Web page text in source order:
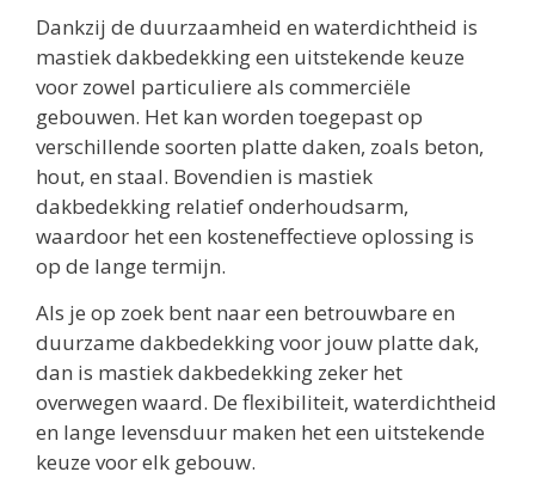
Dankzij de duurzaamheid en waterdichtheid is
mastiek dakbedekking een uitstekende keuze
voor zowel particuliere als commerciële
gebouwen. Het kan worden toegepast op
verschillende soorten platte daken, zoals beton,
hout, en staal. Bovendien is mastiek
dakbedekking relatief onderhoudsarm,
waardoor het een kosteneffectieve oplossing is
op de lange termijn.
Als je op zoek bent naar een betrouwbare en
duurzame dakbedekking voor jouw platte dak,
dan is mastiek dakbedekking zeker het
overwegen waard. De flexibiliteit, waterdichtheid
en lange levensduur maken het een uitstekende
keuze voor elk gebouw.